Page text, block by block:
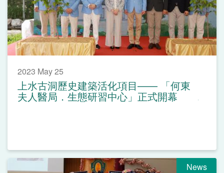
2023 May 25
上水古洞歷史建築活化項目—— 「何東
夫人醫局．生態研習中心」正式開幕
News